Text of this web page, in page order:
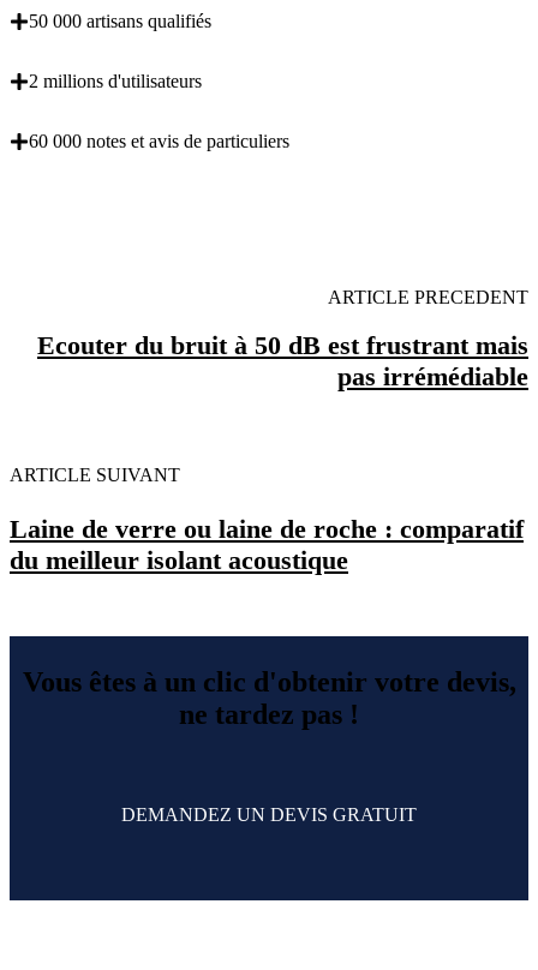
50 000 artisans qualifiés
2 millions d'utilisateurs
60 000 notes et avis de particuliers
ARTICLE PRECEDENT
Ecouter du bruit à 50 dB est frustrant mais
pas irrémédiable
ARTICLE SUIVANT
Laine de verre ou laine de roche : comparatif
du meilleur isolant acoustique
Vous êtes à un clic d'obtenir votre devis,
ne tardez pas !
DEMANDEZ UN DEVIS GRATUIT